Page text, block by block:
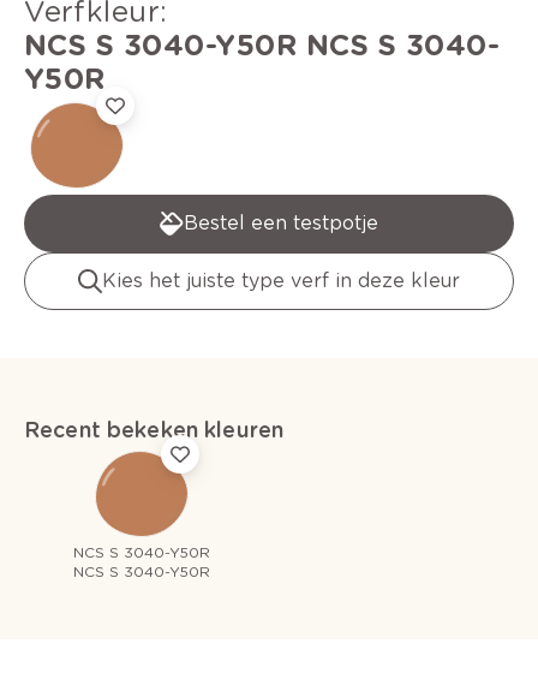
verfkleur:
NCS S 3040-Y50R NCS S 3040-
Y50R
Bestel een testpotje
Kies het juiste type verf in deze kleur
Recent bekeken kleuren
NCS S 3040-Y50R
NCS S 3040-Y50R